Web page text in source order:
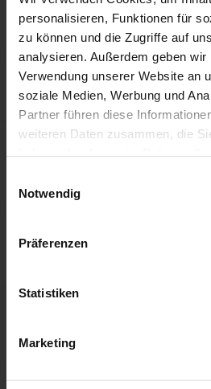
personalisieren, Funktionen für
zu können und die Zugriffe auf
analysieren. Außerdem geben
Verwendung unserer Website an
soziale Medien, Werbung und
Partner führen diese
weiteren Daten zusammen, die
Notwendig
Präferenzen
Statistiken
Marketing
Farben & Stoffe
Weitere Informationen
Das könnte Sie auch